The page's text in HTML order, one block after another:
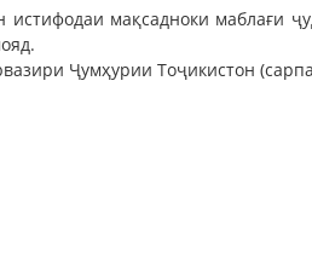
мақсадноки маблағи
Ҷумҳурии Тоҷикистон